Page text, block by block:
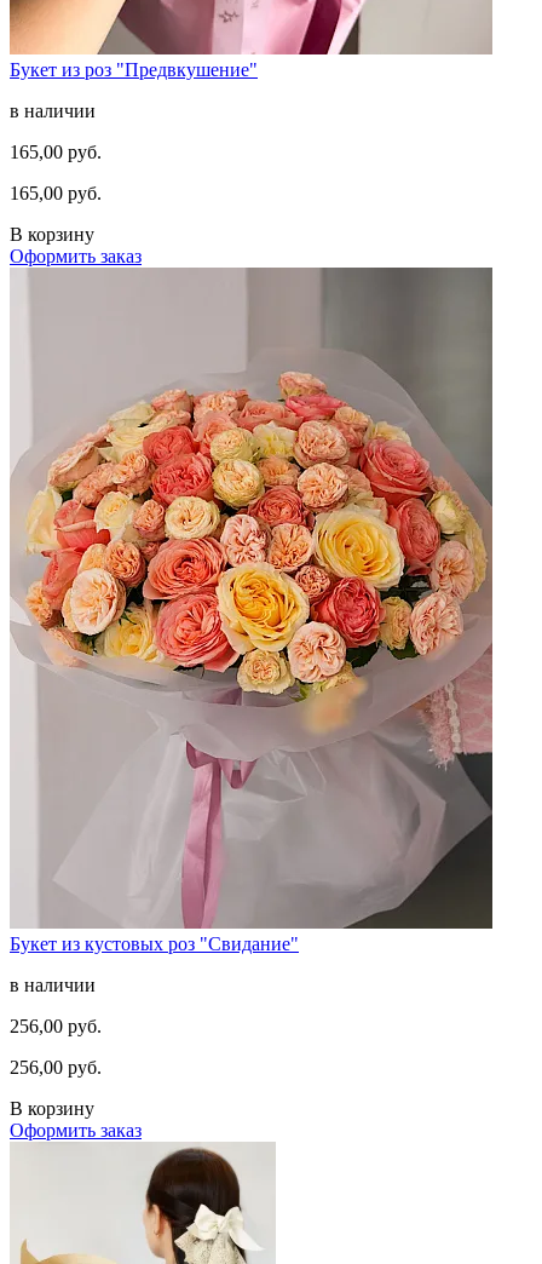
Букет из роз "Предвкушение"
в наличии
165,00 руб.
165,00 руб.
В корзину
Оформить заказ
Букет из кустовых роз "Свидание"
в наличии
256,00 руб.
256,00 руб.
В корзину
Оформить заказ